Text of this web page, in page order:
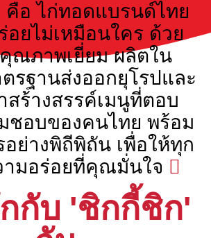
อ ไก่ทอดแบรนด์ไทย
อยไม่เหมือนใคร ด้วย
ณภาพเยี่ยมผลิตใน
รฐานส่งออกยุโรปและ
สร้างสรรค์เมนูที่ตอบ
ชอบของคนไทย พร้อม
ย่างพิถีพิถัน เพื่อให้ทุก
มอร่อยที่คุณมั่นใจ
กับ 'ชิกกี้ชิก'